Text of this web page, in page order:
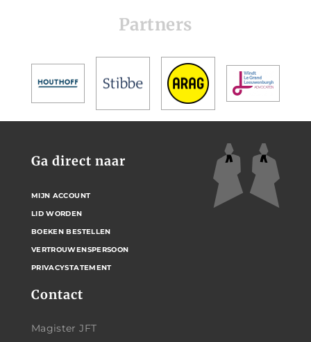
Partners
Contact
Magister JFT
Ga direct naar
MIJN ACCOUNT
LID WORDEN
BOEKEN BESTELLEN
VERTROUWENSPERSOON
PRIVACYSTATEMENT